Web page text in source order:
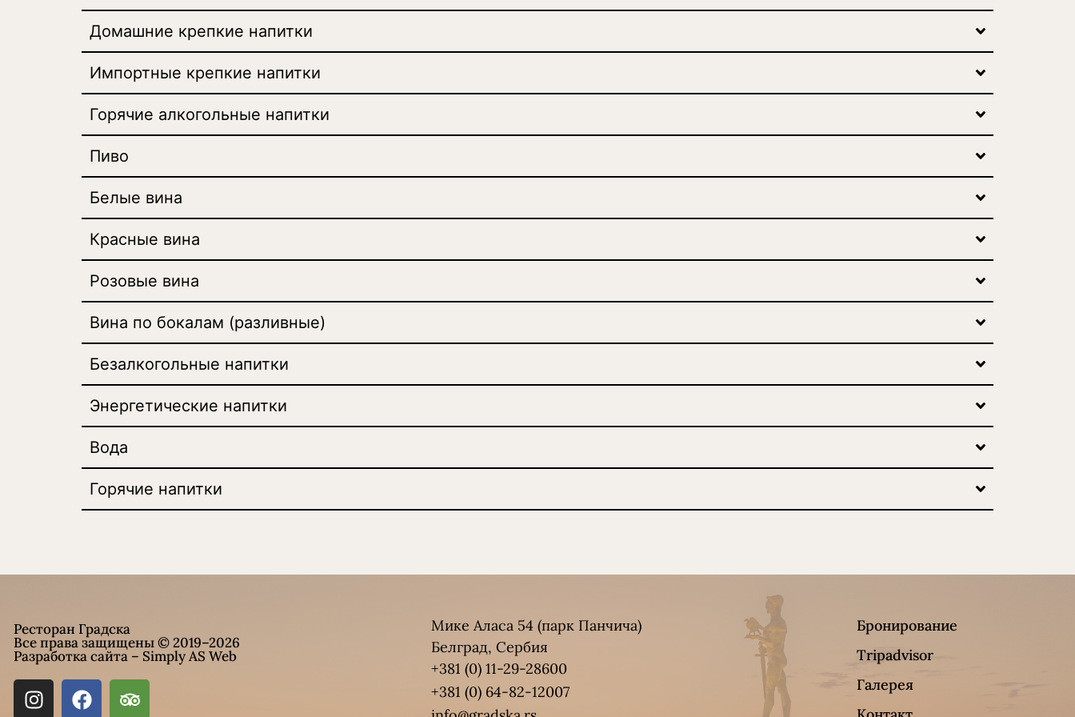
Домашние крепкие напитки
Импортные крепкие напитки
Горячие алкогольные напитки
Пиво
Белые вина
Красные вина
Розовые вина
Вина по бокалам (разливные)
Безалкогольные напитки
Энергетические напитки
Вода
Горячие напитки
Ресторан Градска
Все права защищены © 2019–2026
Разработка сайта – Simply AS Web
Мике Аласа 54 (парк Панчича)
Белград, Сербия
+381 (0) 11-29-28600
+381 (0) 64-82-12007
Бронирование
Tripadvisor
Галерея